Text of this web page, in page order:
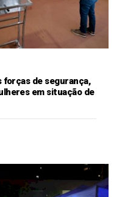
de segurança,
em situação de